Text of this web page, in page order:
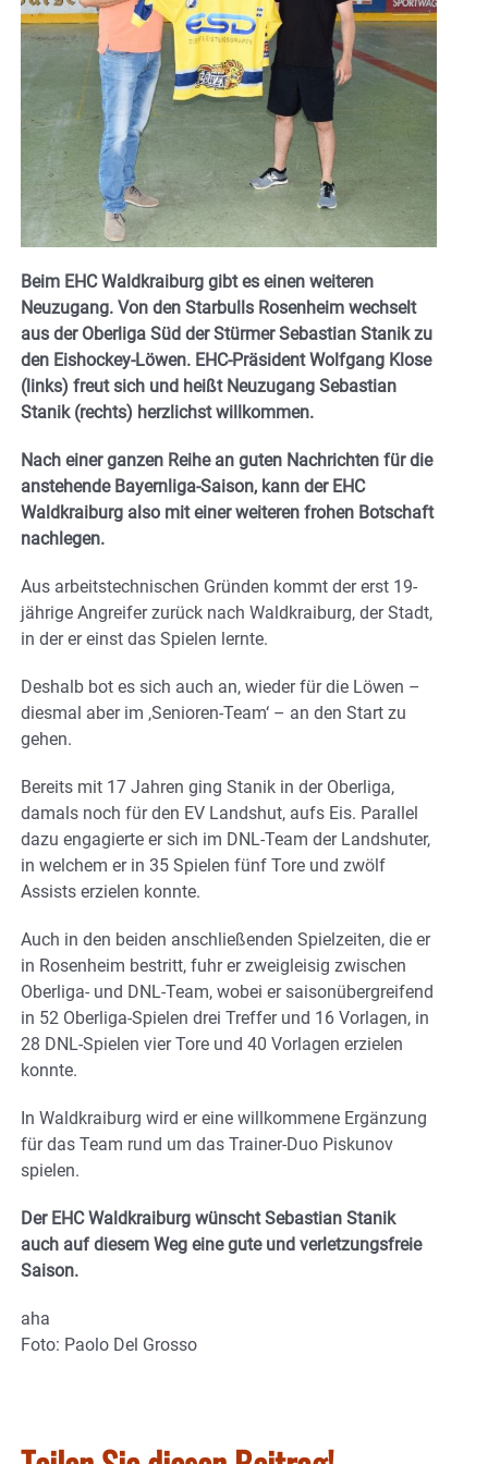
Beim EHC Waldkraiburg gibt es einen weiteren
Neuzugang. Von den Starbulls Rosenheim wechselt
aus der Oberliga Süd der Stürmer Sebastian Stanik zu
den Eishockey-Löwen. EHC-Präsident Wolfgang Klose
(links) freut sich und heißt Neuzugang Sebastian
Stanik (rechts) herzlichst willkommen.
Nach einer ganzen Reihe an guten Nachrichten für die
anstehende Bayernliga-Saison, kann der EHC
Waldkraiburg also mit einer weiteren frohen Botschaft
nachlegen.
Aus arbeitstechnischen Gründen kommt der erst 19-
jährige Angreifer zurück nach Waldkraiburg, der Stadt,
in der er einst das Spielen lernte.
Deshalb bot es sich auch an, wieder für die Löwen –
diesmal aber im ‚Senioren-Team‘ – an den Start zu
gehen.
Bereits mit 17 Jahren ging Stanik in der Oberliga,
damals noch für den EV Landshut, aufs Eis. Parallel
dazu engagierte er sich im DNL-Team der Landshuter,
in welchem er in 35 Spielen fünf Tore und zwölf
Assists erzielen konnte.
Auch in den beiden anschließenden Spielzeiten, die er
in Rosenheim bestritt, fuhr er zweigleisig zwischen
Oberliga- und DNL-Team, wobei er saisonübergreifend
in 52 Oberliga-Spielen drei Treffer und 16 Vorlagen, in
28 DNL-Spielen vier Tore und 40 Vorlagen erzielen
konnte.
In Waldkraiburg wird er eine willkommene Ergänzung
für das Team rund um das Trainer-Duo Piskunov
spielen.
Der EHC Waldkraiburg wünscht Sebastian Stanik
auch auf diesem Weg eine gute und verletzungsfreie
Saison.
aha
Foto: Paolo Del Grosso